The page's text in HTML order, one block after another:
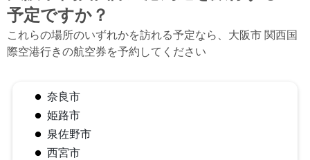
予定ですか？
これらの場所のいずれかを訪れる予定なら、大阪市 関西国
際空港行きの航空券を予約してください
奈良市
姫路市
泉佐野市
西宮市